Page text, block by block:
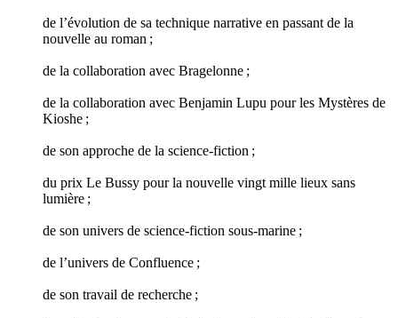
de l’évolution de sa technique narrative en passant de la
nouvelle au roman ;
de la collaboration avec Bragelonne ;
de la collaboration avec Benjamin Lupu pour les Mystères de
Kioshe ;
de son approche de la science-fiction ;
du prix Le Bussy pour la nouvelle vingt mille lieux sans
lumière ;
de son univers de science-fiction sous-marine ;
de l’univers de Confluence ;
de son travail de recherche ;